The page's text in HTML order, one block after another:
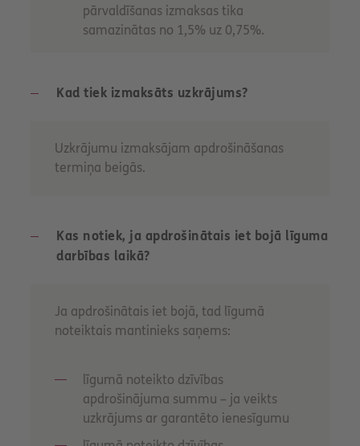
pārvaldīšanas izmaksas tika
samazinātas no 1,5% uz 0,75%.
Kad tiek izmaksāts uzkrājums?
Uzkrājumu izmaksājam apdrošināšanas
termiņa beigās.
Kas notiek, ja apdrošinātais iet bojā līguma
darbības laikā?
Ja apdrošinātais iet bojā, tad līgumā
noteiktais mantinieks saņems:
līgumā noteikto dzīvības
apdrošinājuma summu – ja veikts
uzkrājums ar garantēto ienesīgumu